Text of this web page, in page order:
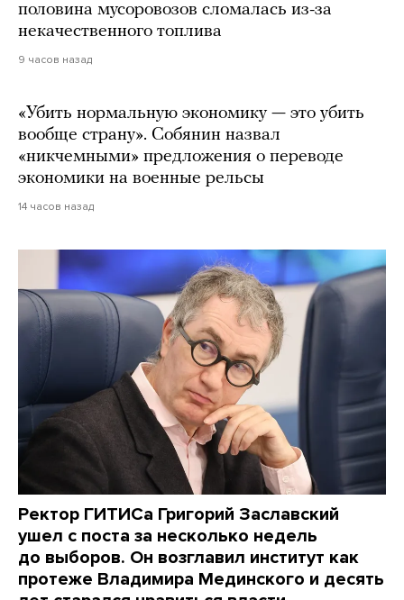
половина мусоровозов сломалась из-за
некачественного топлива
9 часов назад
«Убить нормальную экономику — это убить
вообще страну». Собянин назвал
«никчемными» предложения о переводе
экономики на военные рельсы
14 часов назад
Ректор ГИТИСа Григорий Заславский
ушел с поста за несколько недель
до выборов. Он возглавил институт как
протеже Владимира Мединского и десять